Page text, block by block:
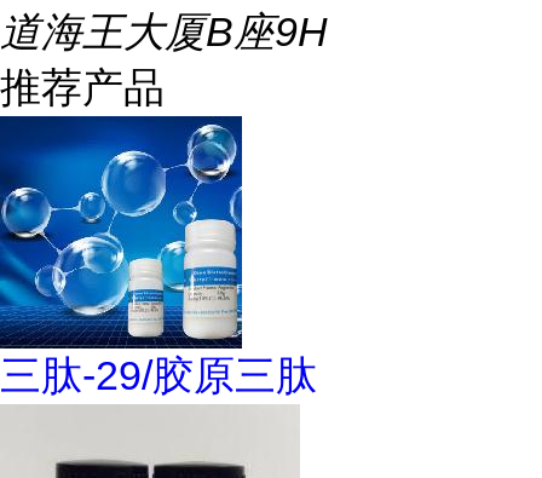
道海王大厦B座9H
推荐产品
三肽-29/胶原三肽